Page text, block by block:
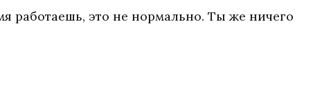
работаешь, это не нормально. Ты же ничего